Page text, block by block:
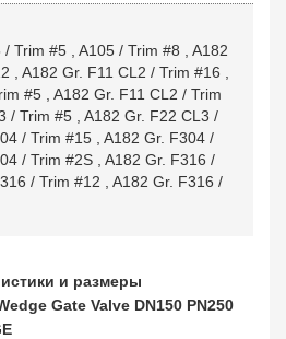
/ Trim #5 A105 / Trim #8
A182
A182 Gr. F11 CL2 / Trim #16
#5
A182 Gr. F11 CL2 / Trim
/ Trim #5
A182 Gr. F22 CL3 /
/ Trim #15
A182 Gr. F304 /
/ Trim #2S
A182 Gr. F316 /
/ Trim #12
A182 Gr. F316 /
и размеры
Gate Valve DN150 PN250